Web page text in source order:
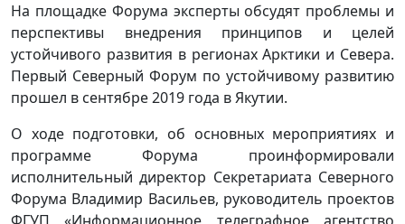
На площадке Форума эксперты обсудят проблемы и
перспективы внедрения принципов и целей
устойчивого развития в регионах Арктики и Севера.
Первый Северный Форум по устойчивому развитию
прошел в сентябре 2019 года в Якутии.
О ходе подготовки, об основных мероприятиях и
программе Форума проинформировали
исполнительный директор Секретариата Северного
Форума Владимир Васильев, руководитель проектов